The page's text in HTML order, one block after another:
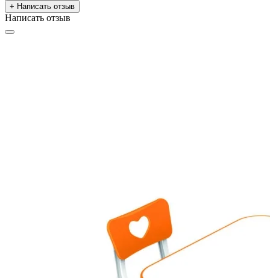
+ Написать отзыв
Написать отзыв